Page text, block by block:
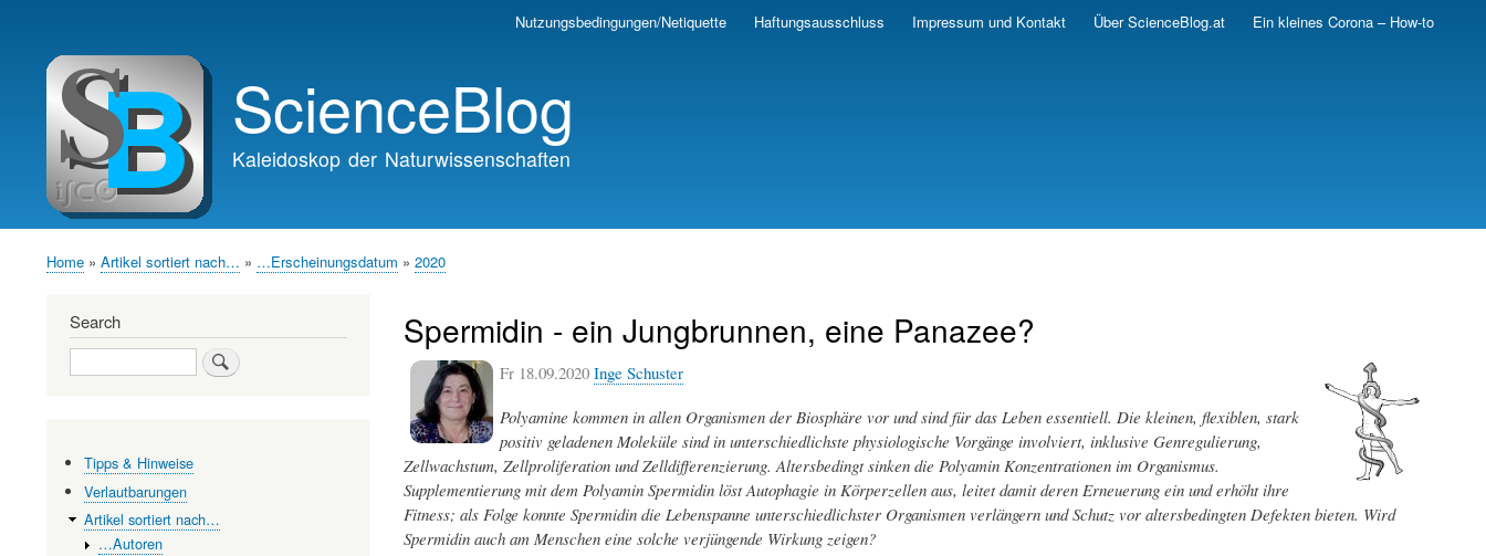
Skip
navigation
Nutzungsbedingungen/Netiquette Haftungsausschluss Impressum und Kontakt Über ScienceBlog.at Ein kleines Corona – How-to
ScienceBlog
Kaleidoskop der Naturwissenschaften
Home Artikel sortiert nach… …Erscheinungsdatum 2020
Spermidin - ein Jungbrunnen, eine Panazee?
Fr 18.09.2020 Inge Schuster
Polyamine kommen in allen Organismen der Biosphäre vor und sind für das Leben essentiell. Die kleinen, flexiblen, stark
positiv geladenen Moleküle sind in unterschiedlichste physiologische Vorgänge involviert, inklusive Genregulierung,
Zellwachstum, Zellproliferation und Zelldifferenzierung. Altersbedingt sinken die Polyamin Konzentrationen im Organismus.
Supplementierung mit dem Polyamin Spermidin löst Autophagie in Körperzellen aus, leitet damit deren Erneuerung ein und erhöht ihre
Fitness; als Folge konnte Spermidin die Lebenspanne unterschiedlichster Organismen verlängern und Schutz vor altersbedingten Defekten bieten. Wird
Spermidin auch am Menschen eine solche verjüngende Wirkung zeigen?
Search
Search
Tipps & Hinweise
Verlautbarungen
Artikel sortiert nach…
…Autoren